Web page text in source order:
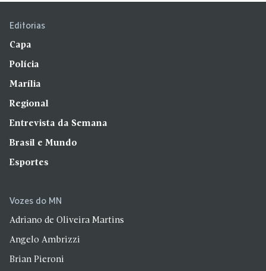
Editorias
Capa
Polícia
Marília
Regional
Entrevista da Semana
Brasil e Mundo
Esportes
Vozes do MN
Adriano de Oliveira Martins
Angelo Ambrizzi
Brian Pieroni